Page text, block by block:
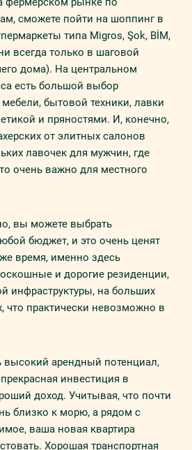
сможете пойти на шоппинг в
типа Migros, Şok, BİM,
всегда только в шаговой
дома). На центральном
есть большой выбор
бытовой техники, лавки
и пряностями. И, конечно,
от элитных салонов
лавочек для мужчин, где
очень важно для местного
вы можете выбрать
бюджет, и это очень ценят
время, именно здесь
и дорогие резиденции,
инфраструктуры, на больших
что практически невозможно в
высокий арендный потенциал,
инвестиция в
доход. Учитывая, что почти
близко к морю, а рядом с
ваша новая квартира
Хорошая транспортная